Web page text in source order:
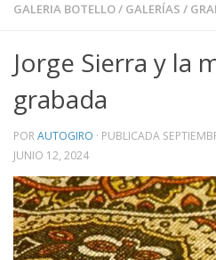
GALERIA BOTELLO/ GALERÍAS /
Jorge Sierra y la
grabada
PORAUTOGIRO · PUBLICADA
JUNIO 12, 2024